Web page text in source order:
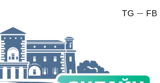
FB
TG